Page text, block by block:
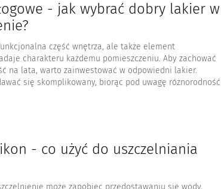
- jak wybrać dobry lakier w
część wnętrza, ale także element
charakteru każdemu pomieszczeniu. Aby zachować
na lata, warto zainwestować w odpowiedni lakier.
się skomplikowany, biorąc pod uwagę różnorodność
- co użyć do uszczelniania